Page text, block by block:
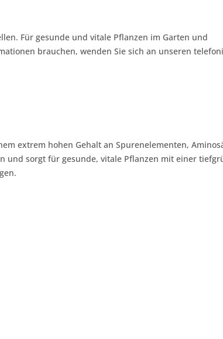
Für gesunde und vitale Pflanzen im Garten und
brauchen, wenden Sie sich an unseren
extrem hohen Gehalt an Spurenelementen,
und sorgt für gesunde, vitale Pflanzen mit einer